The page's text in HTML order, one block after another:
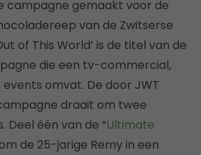
campagne gemaakt voor de
van de Zwitserse
of This World’ is de titel van de
die een tv-commercial,
omvat. De door JWT
draait om twee
Deel één van de “Ultimate
de 25-jarige Remy in een